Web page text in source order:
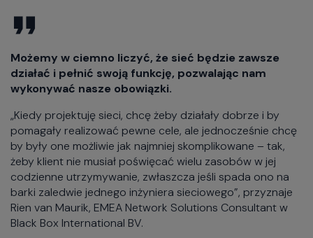
Możemy w ciemno liczyć, że sieć będzie zawsze
działać i pełnić swoją funkcję, pozwalając nam
wykonywać nasze obowiązki.
„Kiedy projektuję sieci, chcę żeby działały dobrze i by
pomagały realizować pewne cele, ale jednocześnie chcę
by były one możliwie jak najmniej skomplikowane – tak,
żeby klient nie musiał poświęcać wielu zasobów w jej
codzienne utrzymywanie, zwłaszcza jeśli spada ono na
barki zaledwie jednego inżyniera sieciowego”, przyznaje
Rien van Maurik, EMEA Network Solutions Consultant w
Black Box International BV.